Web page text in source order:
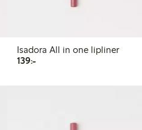
Isadora All in one lipliner
139:-139,00 kr